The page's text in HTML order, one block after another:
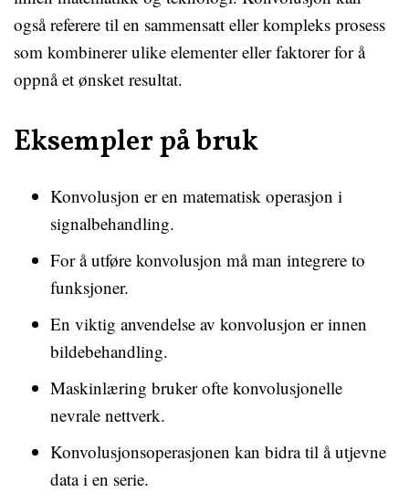
også referere til en sammensatt eller kompleks prosess
som kombinerer ulike elementer eller faktorer for å
oppnå et ønsket resultat.
Eksempler på bruk
Konvolusjon er en matematisk operasjon i
signalbehandling.
For å utføre konvolusjon må man integrere to
funksjoner.
En viktig anvendelse av konvolusjon er innen
bildebehandling.
Maskinlæring bruker ofte konvolusjonelle
nevrale nettverk.
Konvolusjonsoperasjonen kan bidra til å utjevne
data i en serie.